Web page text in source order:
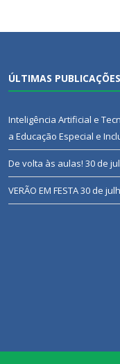
ÚLTIMAS PUBLICAÇÕES
Inteligência Artificial e
a Educação Especial e
De volta às aulas! 30 de
VERÃO EM FESTA30 de